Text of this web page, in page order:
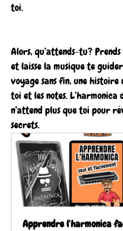
toi.
Alors, qu’attends-tu?
et laisse la musique te
voyage sans fin, une histoire
toi et les notes. L’harmonica
n’attend plus que toi pour
secrets.
Apprendre l'harmonica